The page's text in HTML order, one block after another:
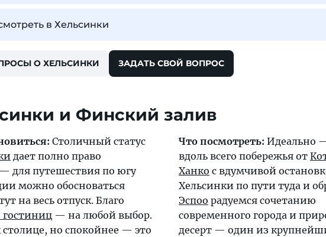
в Хельсинки
О ХЕЛЬСИНКИ ЗАДАТЬ СВОЙ ВОПРОС
Столичный статус
дает полно право
для путешествия по югу
можно обосноваться
на весь отпуск. Благо
гостиниц — на любой выбор.
столице, но спокойнее — это
Что посмотреть: Идеально
вдоль всего побережья от
Ханко с вдумчивой
Хельсинки по пути туда и
Эспоо радуемся сочетанию
современного города и
десерт — один из